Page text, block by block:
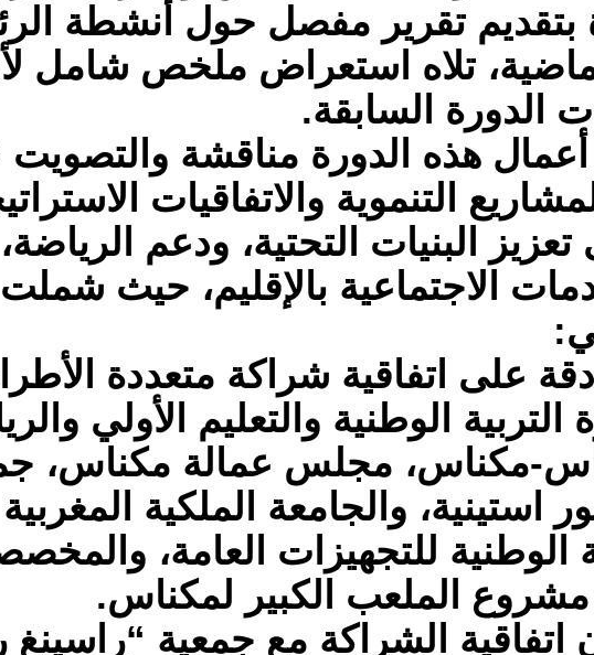
بتقديم تقرير مفصل حول أنشطة
تلاه استعراض ملخص شامل
الدورة السابقة.
هذه الدورة مناقشة
التنموية والاتفاقيات
البنيات التحتية، ودعم الرياضة،
الاجتماعية بالإقليم، حيث
على اتفاقية شراكة متعددة
الوطنية والتعليم الأولي
مكناس، مجلس عمالة مكناس،
والجامعة الملكية
الوطنية للتجهيزات العامة،
مشروع الملعب الكبير لمكناس.
اتفاقية الشراكة مع جمعية